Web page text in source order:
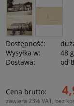
Dostępność:
Wysyłka w:
48
Dostawa:
od
Cena nie zawiera
Cena brutto:
zawiera 23% VAT, bez